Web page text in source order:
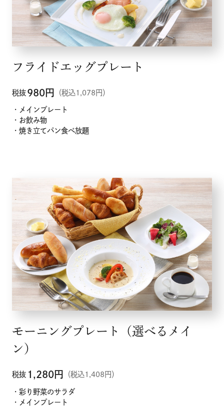
お知らせ
企業情報
採用情報
店舗検索
フライドエッグプレート
税抜 980円 （税込1,078円）
・メインプレート
・お飲み物
・焼き立てパン食べ放題
モーニングプレート（選べるメイ
ン）
税抜 1,280円 （税込1,408円）
・彩り野菜のサラダ
・メインプレート